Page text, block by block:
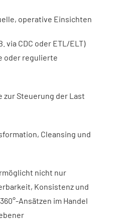
operative Einsichten
via CDC oder ETL/ELT)
oder regulierte
Steuerung der Last
Cleansing und
nicht nur
Konsistenz und
Ansätzen im Handel